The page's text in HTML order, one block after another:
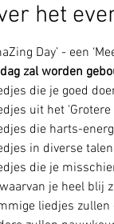
het
Day’ - een
zal worden
die je goed
uit het 'Grotere
die harts-
in diverse
die je
je heel blij
liedjes zullen